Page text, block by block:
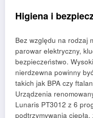
Higiena i
Bez względu na rodzaj
parowar elektryczny,
bezpieczeństwo.
nierdzewna powinny
takich jak BPA czy
Urządzenia
Lunaris PT3012 z 6
podtrzymywania